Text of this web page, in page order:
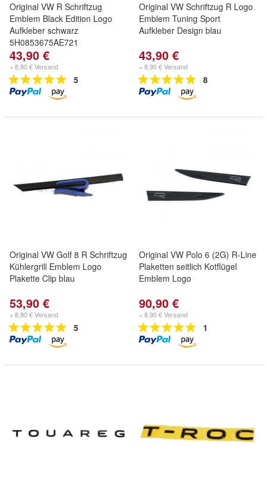
Original VW R Schriftzug
Emblem Black Edition Logo
Aufkleber schwarz
5H0853675AE721
43,90 €
+ 8,90 € Versand
5
Original VW Schriftzug R Logo
Emblem Tuning Sport
Aufkleber Design blau
43,90 €
+ 8,90 € Versand
8
Original VW Golf 8 R Schriftzug
Kühlergrill Emblem Logo
Plakette Clip blau
53,90 €
+ 8,90 € Versand
5
Original VW Polo 6 (2G) R-Line
Plaketten seitlich Kotflügel
Emblem Logo
90,90 €
+ 8,90 € Versand
1